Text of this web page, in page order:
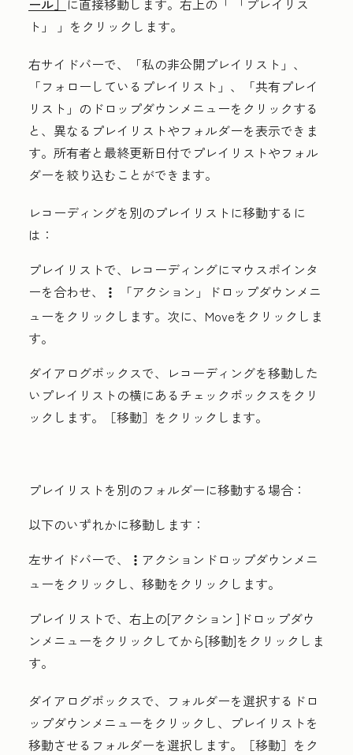
ール］
に直接移動します。右上の「 「プレイリス
ト」 」をクリックします。
右サイドバーで、
「私の非公開プレイリスト」 、
「フォローしているプレイリスト」 、
「共有プレイ
リスト」 のドロップダウンメニューをクリックする
と、異なるプレイリストやフォルダーを表示できま
す。 所有者と最終更新日付でプレイリストやフォル
ダーを絞り込むことができます。
レコーディングを別のプレイリストに移動するに
は：
プレイリストで、レコーディングにマウスポインタ
ーを合わせ、
verticalMenu 「アクション」
ドロップダウンメニ
ューをクリックします。次に、 Moveをクリックしま
す。
ダイアログボックスで、レコーディングを移動した
いプレイリストの横にあるチェックボックスをクリ
ックします。［移動］ をクリックします。
プレイリストを別のフォルダーに移動する場合：
以下のいずれかに移動します：
左サイドバーで、
verticalMenu アクション ドロップダウンメニ
ューをクリックし、 移動をクリックします。
プレイリストで、右上の[アクション ]ドロップダウ
ンメニューをクリックしてから[移動]をクリックしま
す。
ダイアログボックスで、 フォルダーを選択する ドロ
ップダウンメニューをクリックし、プレイリストを
移動させるフォルダーを選択します。［移動］ をク